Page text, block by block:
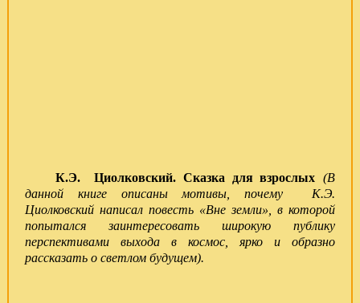
К.Э. Циолковский. Сказка для взрослых (В
данной книге описаны мотивы, почему К.Э.
Циолковский написал повесть «Вне земли», в которой
попытался заинтересовать широкую публику
перспективами выхода в космос, ярко и образно
рассказать о светлом будущем).